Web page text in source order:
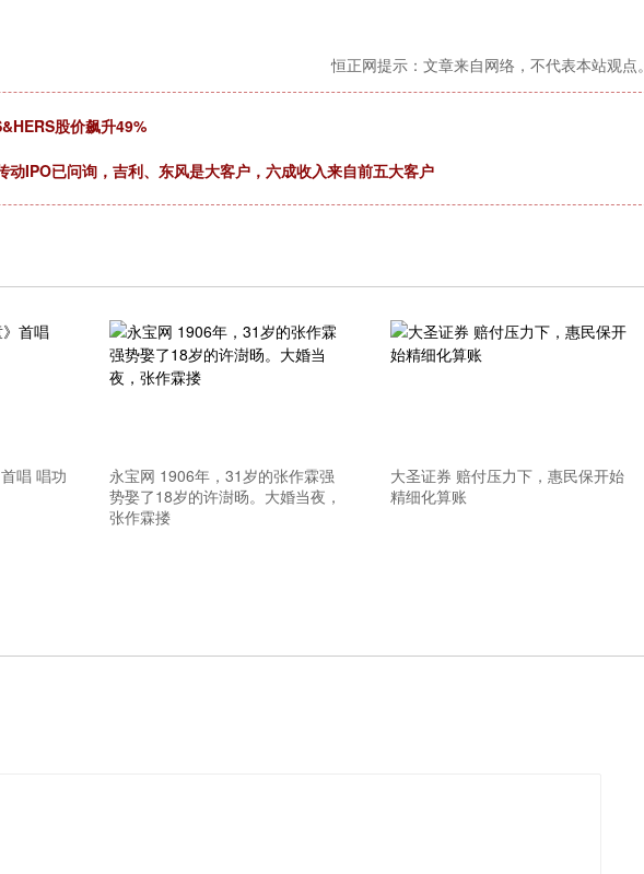
恒正网提示：文章来自网络，不代表本站观点。
股价飙升49%
动IPO已问询，吉利、东风是大客户，六成收入来自前五大客户
唱 唱功
永宝网 1906年，31岁的张作霖强
势娶了18岁的许澍旸。大婚当夜，
张作霖搂
大圣证券 赔付压力下，惠民保开始
精细化算账